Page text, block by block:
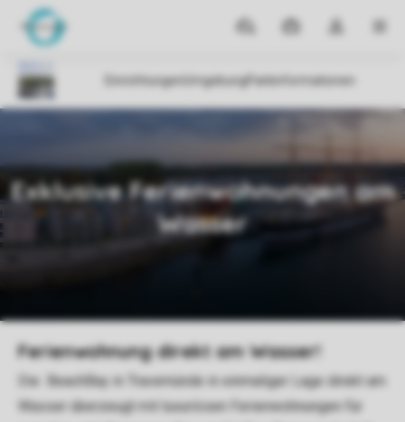
Reiseziele
Meine
Dropdown-
meines
öffnen
Ferienwohnung direkt am Wasser!
Die BeachBay in Travemünde in einmaliger Lage direkt am
Wasser überzeugt mit luxuriösen Ferienwohnungen für